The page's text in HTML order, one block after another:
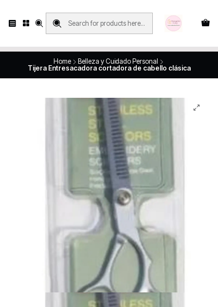
Home
Belleza y Cuidado Personal
Tijera Entresacadora cortadora de cabello clásica